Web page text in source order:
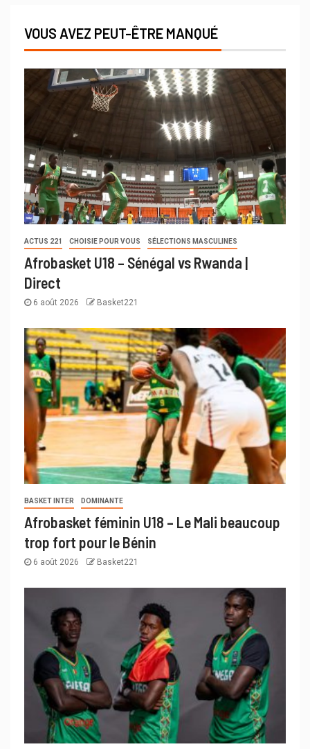
VOUS AVEZ PEUT-ÊTRE MANQUÉ
ACTUS 221 CHOISIE POUR VOUS SÉLECTIONS MASCULINES
Afrobasket U18 – Sénégal vs Rwanda |
Direct
6 août 2026 Basket221
BASKET INTER DOMINANTE
Afrobasket féminin U18 – Le Mali beaucoup
trop fort pour le Bénin
6 août 2026 Basket221